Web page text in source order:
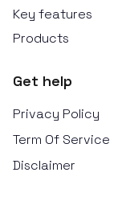
Key features
Products
Get help
Privacy Policy
Term Of Service
Disclaimer